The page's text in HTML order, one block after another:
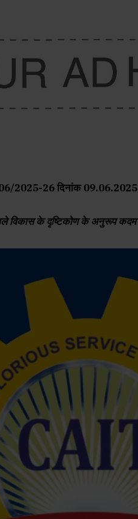
2025-26 दिनांक 09.06.2025
विकास के दृष्टिकोण के अनुरूप कदम